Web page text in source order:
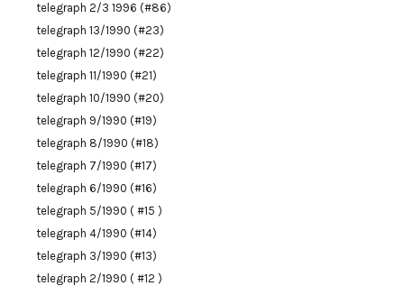
telegraph 2/3 1996 (#86)
telegraph 13/1990 (#23)
telegraph 12/1990 (#22)
telegraph 11/1990 (#21)
telegraph 10/1990 (#20)
telegraph 9/1990 (#19)
telegraph 8/1990 (#18)
telegraph 7/1990 (#17)
telegraph 6/1990 (#16)
telegraph 5/1990 ( #15 )
telegraph 4/1990 (#14)
telegraph 3/1990 (#13)
telegraph 2/1990 ( #12 )